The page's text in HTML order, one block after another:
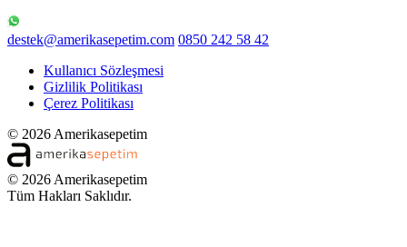
destek@amerikasepetim.com 0850 242 58 42
Kullanıcı Sözleşmesi
Gizlilik Politikası
Çerez Politikası
© 2026 Amerikasepetim
© 2026 Amerikasepetim
Tüm Hakları Saklıdır.